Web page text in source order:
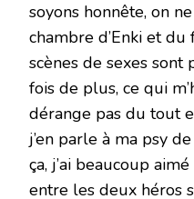
soyons honnête, on
chambre d’Enki et
scènes de sexes
fois de plus, ce qui
dérange pas du tout
j’en parle à ma psy
ça, j’ai beaucoup
entre les deux héros